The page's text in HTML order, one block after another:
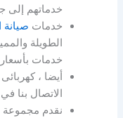
خدماتهم إلى
خدمات صيانة
الطويلة
خدمات
أيضا ،
الاتصال بنا
نقدم مجموعة